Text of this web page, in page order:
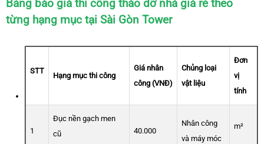
Bảng báo giá thi công tháo dỡ nhà giá rẻ theo
từng hạng mục tại Sài Gòn Tower
STT
Hạng mục thi công
Giá nhân
công (VNĐ)
Chủng loại
vật liệu
Đơn
vị
tính
1
Đục nền gạch men
cũ
40.000
Nhân công
và máy móc
m²